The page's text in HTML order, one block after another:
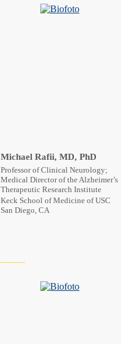
Michael Rafii, MD, PhD
Professor of Clinical Neurology;
Medical Director of the Alzheimer’s
Therapeutic Research Institute
Keck School of Medicine of USC
San Diego, CA